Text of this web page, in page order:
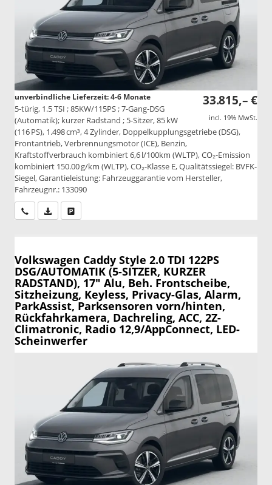
33.815,– €
incl. 19% MwSt.
unverbindliche Lieferzeit: 4-6 Monate
5-türig, 1.5 TSI ; 85KW/115PS ; 7-Gang-DSG
(Automatik); kurzer Radstand ; 5-Sitzer, 85 kW
(116 PS), 1.498 cm³, 4 Zylinder, Doppelkupplungsgetriebe (DSG),
Frontantrieb, Verbrennungsmotor (ICE), Benzin,
Kraftstoffverbrauch kombiniert 6,6 l/100km (WLTP), CO₂-Emission
kombiniert 150.00 g/km (WLTP), CO₂-Klasse E, Qualitätssiegel: BVFK-
Siegel, Garantieleistung: Fahrzeuggarantie vom Hersteller,
Fahrzeugnr.: 133090
Wir rufen Sie anPDF-Datei, Fahrzeugexposé drucken
Volkswagen Caddy Style 2.0 TDI 122PS
DSG/AUTOMATIK (5-SITZER, KURZER
RADSTAND), 17" Alu, Beh. Frontscheibe,
Sitzheizung, Keyless, Privacy-Glas, Alarm,
ParkAssist, Parksensoren vorn/hinten,
Rückfahrkamera, Dachreling, ACC, 2Z-
Climatronic, Radio 12,9/AppConnect, LED-
Scheinwerfer